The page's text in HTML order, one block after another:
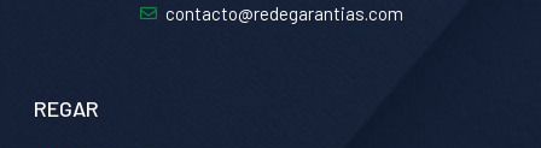
contacto@redegarantias.com
REGAR